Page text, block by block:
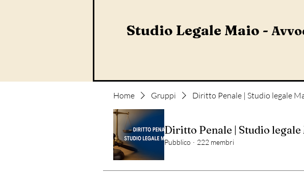
Studio Legale Maio -
Home Gruppi Diritto Penale | Studio legale
Diritto Penale | Studio legale
Pubblico · 222 membri